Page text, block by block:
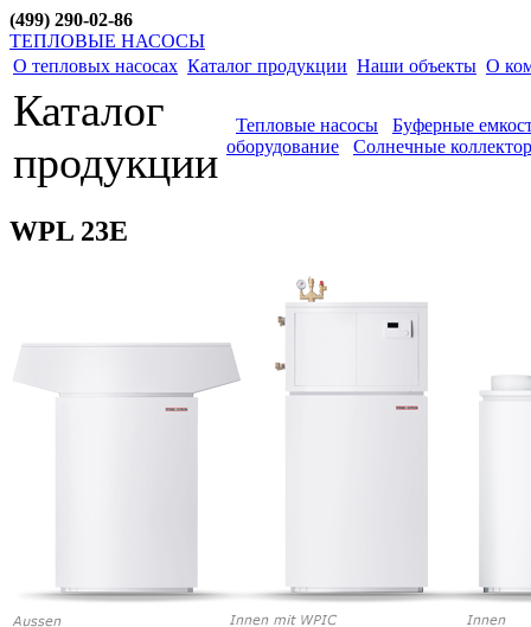
(499) 290-02-86
ТЕПЛОВЫЕ НАСОСЫ
О тепловых насосах Каталог продукции Наши объекты О
Каталог
продукции
Тепловые насосы
Буферные
оборудование
Солнечные
WPL 23E